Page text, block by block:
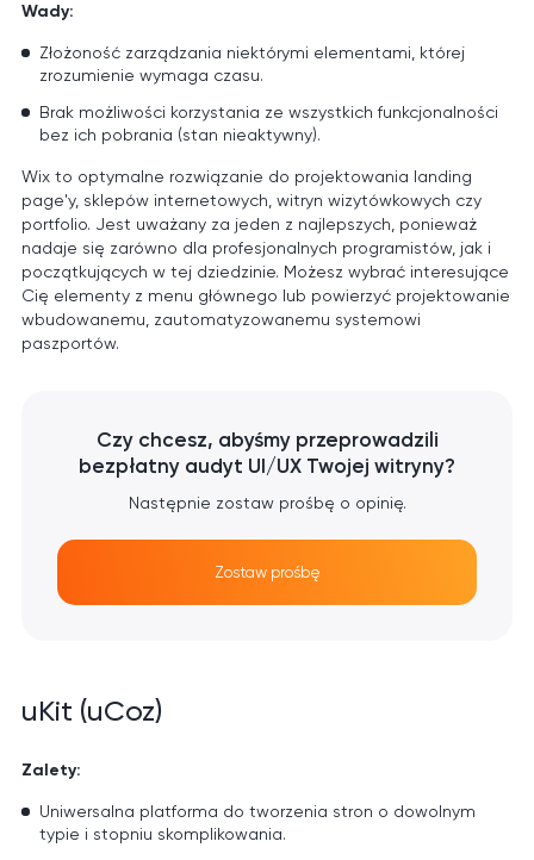
Wady:
Złożoność zarządzania niektórymi elementami, której
zrozumienie wymaga czasu.
Brak możliwości korzystania ze wszystkich funkcjonalności
bez ich pobrania (stan nieaktywny).
Wix to optymalne rozwiązanie do projektowania landing
page'y, sklepów internetowych, witryn wizytówkowych czy
portfolio. Jest uważany za jeden z najlepszych, ponieważ
nadaje się zarówno dla profesjonalnych programistów, jak i
początkujących w tej dziedzinie. Możesz wybrać interesujące
Cię elementy z menu głównego lub powierzyć projektowanie
wbudowanemu, zautomatyzowanemu systemowi
paszportów.
Czy chcesz, abyśmy przeprowadzili
bezpłatny audyt UI/UX Twojej witryny?
Następnie zostaw prośbę o opinię.
Zostaw prośbę
uKit (uCoz)
Zalety:
Uniwersalna platforma do tworzenia stron o dowolnym
typie i stopniu skomplikowania.